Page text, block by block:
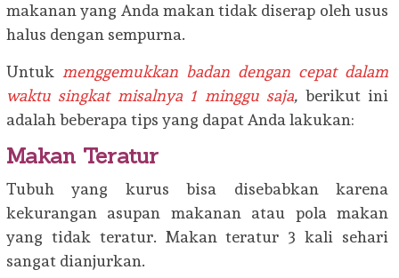
makanan yang Anda makan tidak diserap oleh usus
halus dengan sempurna.
Untuk menggemukkan badan dengan cepat dalam
waktu singkat misalnya 1 minggu saja, berikut ini
adalah beberapa tips yang dapat Anda lakukan:
Makan Teratur
Tubuh yang kurus bisa disebabkan karena
kekurangan asupan makanan atau pola makan
yang tidak teratur. Makan teratur 3 kali sehari
sangat dianjurkan.